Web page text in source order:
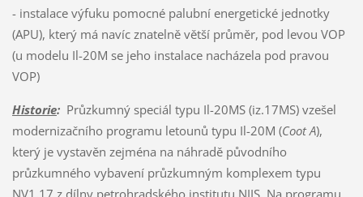
- instalace výfuku pomocné palubní energetické jednotky
(APU), který má navíc znatelně větší průměr, pod levou VOP
(u modelu Il-20M se jeho instalace nacházela pod pravou
VOP)
Historie:Průzkumný speciál typu Il-20MS (iz.17MS) vzešel
modernizačního programu letounů typu Il-20M (Coot A),
který je vystavěn zejména na náhradě původního
průzkumného vybavení průzkumným komplexem typu
NV1.17 z dílny petrohradského institutu NIIS. Na programu